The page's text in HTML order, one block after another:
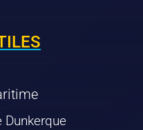
Dunkerque